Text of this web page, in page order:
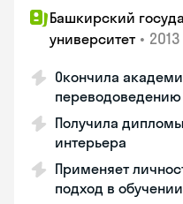
Башкирский
университет • 2013
Окончила
переводоведению
Получила
интерьера
Применяет
подход в обучении